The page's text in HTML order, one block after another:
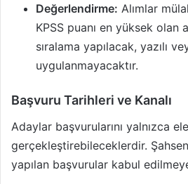
Değerlendirme: Alımlar
KPSS puanı en yüksek olan
sıralama yapılacak, yazılı
uygulanmayacaktır.
Başvuru Tarihleri ve Kanalı
Adaylar başvurularını yalnızca
gerçekleştirebileceklerdir.
yapılan başvurular kabul